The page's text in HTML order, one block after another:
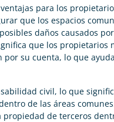
para los
que los espacios
daños causados
que los propietarios
su cuenta, lo que
civil, lo que
de las áreas
propiedad de terceros